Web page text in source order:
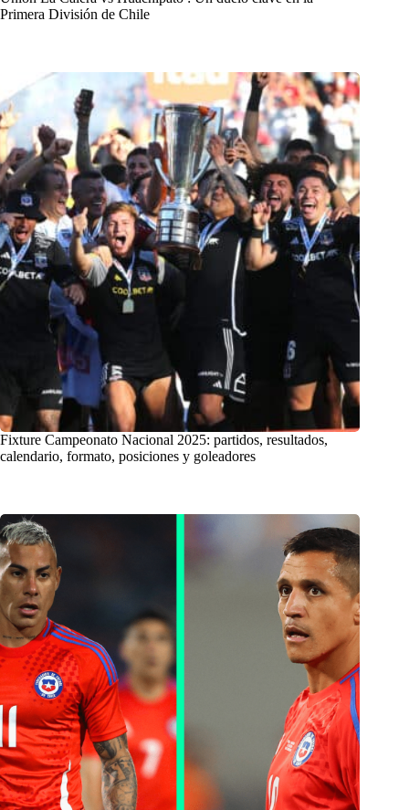
Primera División de Chile
Fixture Campeonato Nacional 2025: partidos, resultados,
calendario, formato, posiciones y goleadores